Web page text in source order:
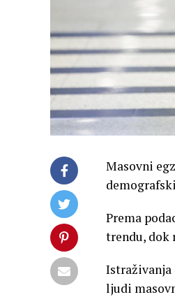
Masovni
Prema
trendu, dok
Istraživanja
ljudi